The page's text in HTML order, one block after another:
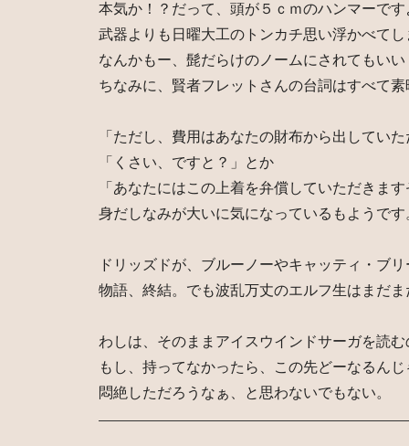
本気か！？だって、頭が５ｃｍのハンマーです
武器よりも日曜大工のトンカチ思い浮かべて
なんかもー、髭だらけのノームにされてもい
ちなみに、賢者フレットさんの台詞はすべて
「ただし、費用はあなたの財布から出してい
「くさい、ですと？」とか
「あなたにはこの上着を弁償していただきま
身だしなみが大いに気になっているもようです
ドリッズドが、ブルーノーやキャッティ・ブ
物語、終結。でも波乱万丈のエルフ生はまだ
わしは、そのままアイスウインドサーガを読
もし、持ってなかったら、この先どーなるん
悶絶しただろうなぁ、と思わないでもない。